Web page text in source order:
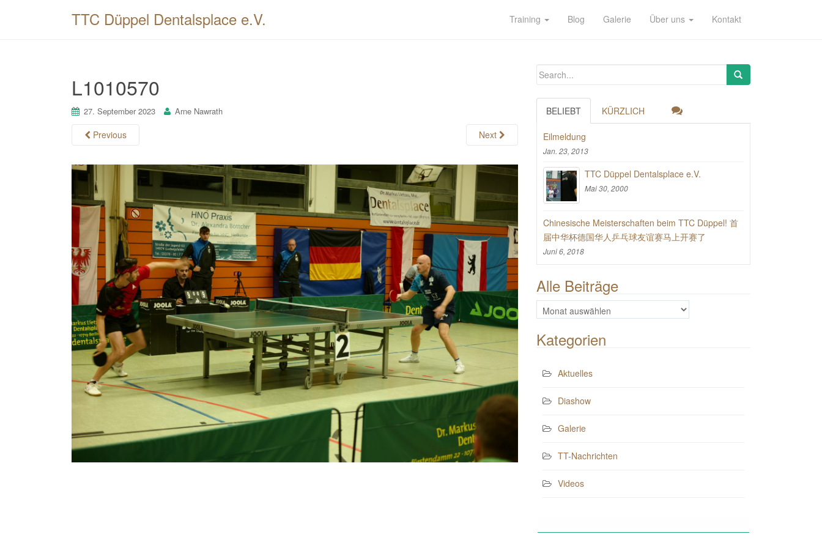
TTC Düppel Dentalsplace e.V. Training Blog Galerie Über uns Kontakt
L1010570
27. September 2023 Arne Nawrath
Previous Next
BELIEBT KÜRZLICH
Eilmeldung
Jan. 23, 2013
TTC Düppel Dentalsplace e.V.
Mai 30, 2000
Chinesische Meisterschaften beim TTC Düppel! 首
届中华杯德国华人乒乓球友谊赛马上开赛了
Juni 6, 2018
Alle Beiträge
Alle
Beiträge
Kategorien
Aktuelles
Diashow
Galerie
TT-Nachrichten
Videos